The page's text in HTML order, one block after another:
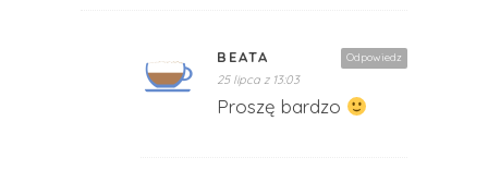
Odpowiedz
BEATA
25 lipca z 13:03
Proszę bardzo